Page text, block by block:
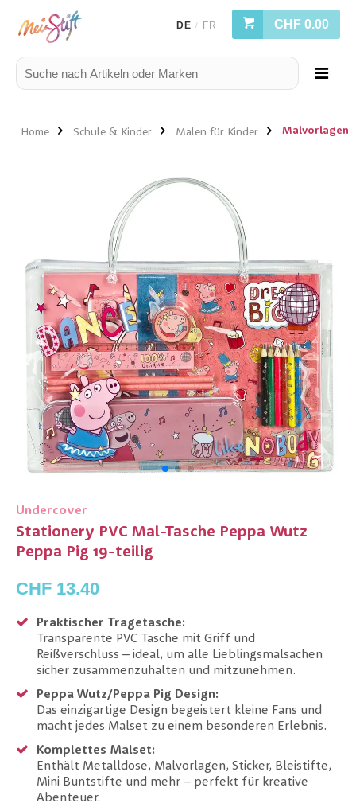
DE / FR CHF 0.00
Home Schule & Kinder Malen für Kinder Malvorlagen
Undercover
Stationery PVC Mal-Tasche Peppa Wutz
Peppa Pig 19-teilig
CHF 13.40
Praktischer Tragetasche:
Transparente PVC Tasche mit Griff und
Reißverschluss – ideal, um alle Lieblingsmalsachen
sicher zusammenzuhalten und mitzunehmen.
Peppa Wutz/Peppa Pig Design:
Das einzigartige Design begeistert kleine Fans und
macht jedes Malset zu einem besonderen Erlebnis.
Komplettes Malset:
Enthält Metalldose, Malvorlagen, Sticker, Bleistifte,
Mini Buntstifte und mehr – perfekt für kreative
Abenteuer.